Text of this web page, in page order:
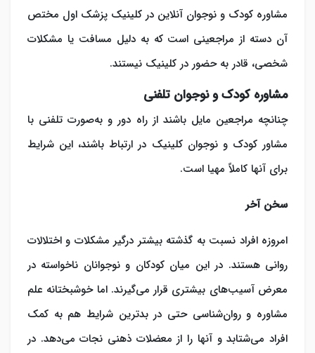
مشاوره کودک و نوجوان آنلاین در کلینیک پزشک اول مختص
آن دسته از مراجعینی است که به دلیل مسافت یا مشکلات
شخصی، قادر به حضور در کلینیک نیستند.
مشاوره کودک و نوجوان تلفنی
چنانچه مراجعین مایل باشند از راه دور و به‌صورت تلفنی با
مشاور کودک و نوجوان کلینیک در ارتباط باشند، این شرایط
برای آنها کاملاً مهیا است.
سخن آخر
امروزه افراد نسبت به گذشته بیشتر درگیر مشکلات و اختلالات
روانی هستند. در این میان کودکان و نوجوانان ناخواسته در
معرض آسیب‌های بیشتری قرار می‌گیرند. اما خوشبختانه علم
مشاوره و روان‌شناسی حتی در بدترین شرایط هم به کمک
افراد می‌شتابد و آنها را از معضلات ذهنی نجات می‌دهد. در